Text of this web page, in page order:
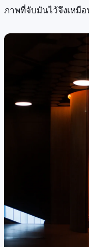
ภาพที่จับมันไว้จึงเหมื